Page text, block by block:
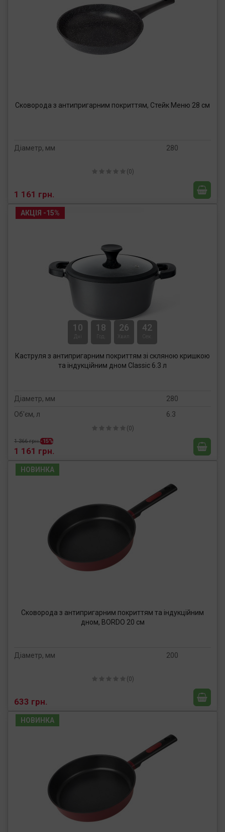
Сковорода з антипригарним покриттям, Стейк Меню 28 см
Діаметр, мм 280
(0)
1 161 грн.
АКЦІЯ -15%
10
Дні
18
Год.
26
Хвил.
41
Сек.
Каструля з антипригарним покриттям зі скляною кришкою
та індукційним дном Classic 6.3 л
Діаметр, мм
280
Об'єм, л
6.3
(0)
1 366 грн.-15%
1 161 грн.
НОВИНКА
Сковорода з антипригарним покриттям та індукційним
дном, BORDO 20 см
Діаметр, мм 200
(0)
633 грн.
НОВИНКА